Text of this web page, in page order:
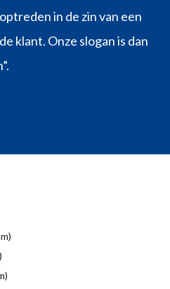
in de zin van een
klant. Onze slogan is dan